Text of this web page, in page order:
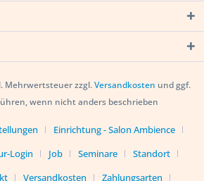
Mehrwertsteuer zzgl.Versandkosten und ggf.
wenn nicht anders beschrieben
Einrichtung - Salon Ambience
Login Job Seminare
Standort
Versandkosten Zahlungsarten